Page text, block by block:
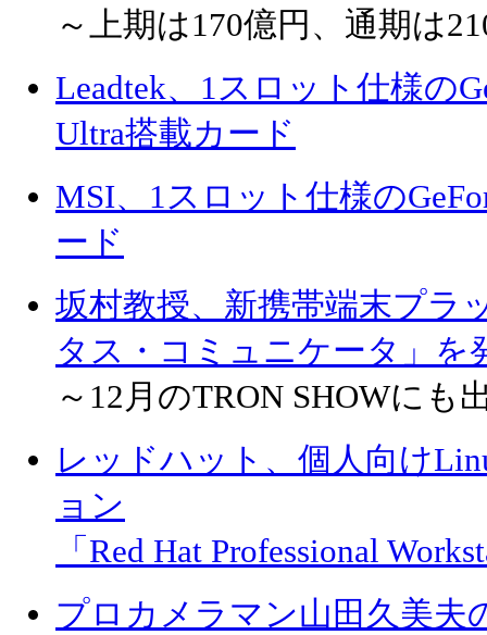
～上期は170億円、通期は
Leadtek、1スロット仕様の
Ultra搭載カード
MSI、1スロット仕様の
ード
坂村教授、新携帯端末プラ
タス・コミュニケータ」を
～12月のTRON SHOWにも
レッドハット、個人向け
ョン
「Red Hat Professional
プロカメラマン山田久美夫